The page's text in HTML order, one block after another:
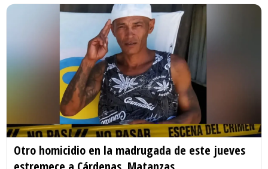
Otro homicidio en la madrugada de este jueves